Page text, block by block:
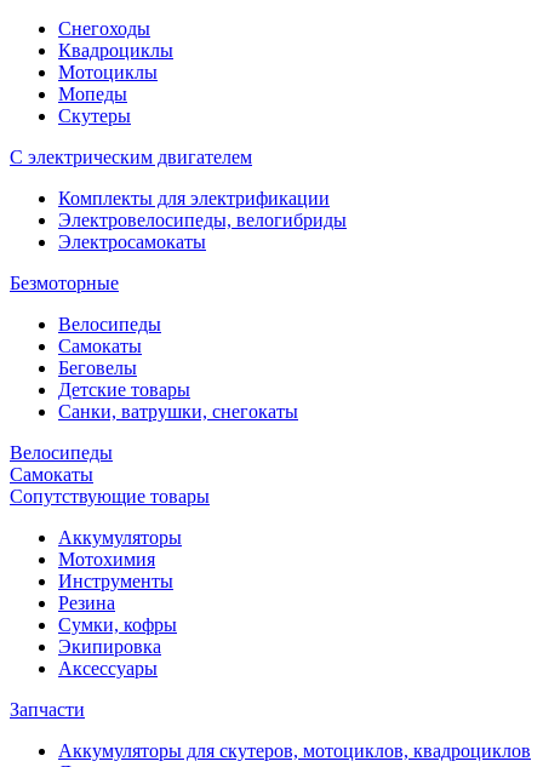
Снегоходы
Квадроциклы
Мотоциклы
Мопеды
Скутеры
С электрическим двигателем
Комплекты для электрификации
Электровелосипеды, велогибриды
Электросамокаты
Безмоторные
Велосипеды
Самокаты
Беговелы
Детские товары
Санки, ватрушки, снегокаты
Велосипеды
Самокаты
Сопутствующие товары
Аккумуляторы
Мотохимия
Инструменты
Резина
Сумки, кофры
Экипировка
Аксессуары
Запчасти
Аккумуляторы для скутеров, мотоциклов, квадроциклов